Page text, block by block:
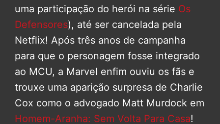
uma participação do herói na série Os
Defensores), até ser cancelada pela
Netflix! Após três anos de campanha
para que o personagem fosse integrado
ao MCU, a Marvel enfim ouviu os fãs e
trouxe uma aparição surpresa de Charlie
Cox como o advogado Matt Murdock em
Homem-Aranha: Sem Volta Para Casa!